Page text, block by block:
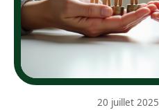
20 juillet 2025